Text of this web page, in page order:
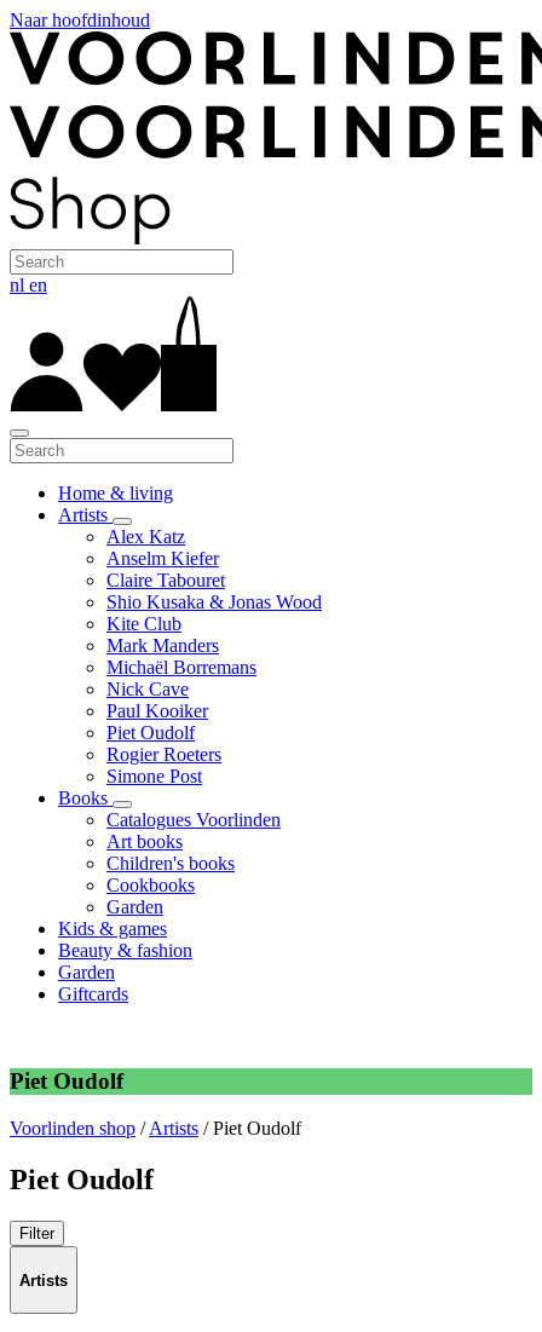
Naar hoofdinhoud
nl en
Home & living
Artists
Alex Katz
Anselm Kiefer
Claire Tabouret
Shio Kusaka & Jonas Wood
Kite Club
Mark Manders
Michaël Borremans
Nick Cave
Paul Kooiker
Piet Oudolf
Rogier Roeters
Simone Post
Books
Catalogues Voorlinden
Art books
Children's books
Cookbooks
Garden
Kids & games
Beauty & fashion
Garden
Giftcards
Piet Oudolf
Voorlinden shop /Artists /Piet Oudolf
Piet Oudolf
Filter
Artists